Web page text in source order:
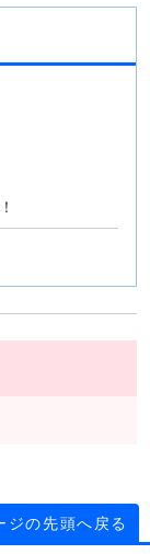
ジの先頭へ戻る